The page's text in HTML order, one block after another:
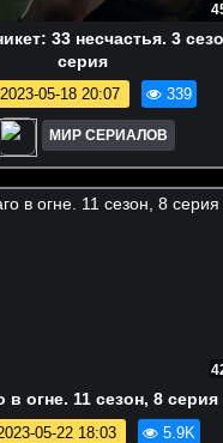
33 несчастья. 3
серия
2023-05-18 20:07 339
МИР СЕРИАЛОВ
в огне. 11 сезон, 8 серия
05-22 18:03 5.9K